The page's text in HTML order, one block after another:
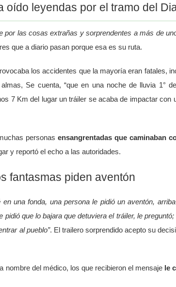
oído leyendas por el tramo del
por las cosas extrañas y sorprendentes a más de
que a diario pasan porque esa es su ruta.
los accidentes que la mayoría eran fatales,
Se cuenta, “que en una noche de lluvia 1°
7 Km del lugar un tráiler se acaba de impactar
personas ensangrentadas que caminaban
y reportó el echo a las autoridades.
fantasmas piden aventón
una fonda, una persona le pidió un aventón,
que lo bajara que detuviera el tráiler, le
al pueblo”. El trailero sorprendido acepto su
nombre del médico, los que recibieron el mensaje le